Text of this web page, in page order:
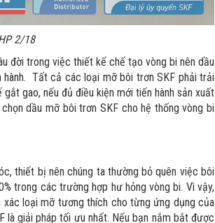
2/18
đời trong việc thiết kế chế tạo vòng bi nên dầu
Tất cả các loại mỡ bôi trơn SKF phải trải
gao, nếu đủ điều kiện mới tiến hành sản xuất
dầu mỡ bôi trơn SKF cho hệ thống vòng bi
thiết bị nên chúng ta thường bỏ quên việc bôi
trong các trường hợp hư hỏng vòng bi. Vì vậy,
xác loại mỡ tương thích cho từng ứng dụng của
giải pháp tối ưu nhất. Nếu bạn nắm bắt được